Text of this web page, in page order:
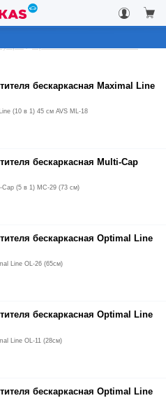
бескаркасная Maximal Line
(10 в 1) 45 см AVS ML-18
бескаркасная Multi-Cap
Cap (5 в 1) MC-29 (73 см)
бескаркасная Optimal Line
Line OL-26 (65см)
бескаркасная Optimal Line
Line OL-11 (28см)
бескаркасная Optimal Line